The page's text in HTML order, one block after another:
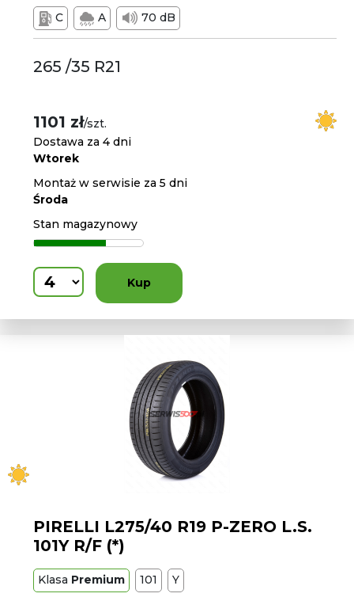
C A 70 dB
265 /35 R21
1101 zł/szt.
Dostawa za 4 dni
Wtorek
Montaż w serwisie za 5 dni
Środa
Stan magazynowy
Kup
PIRELLI L275/40 R19 P-ZERO L.S.
101Y R/F (*)
Klasa Premium 101 Y